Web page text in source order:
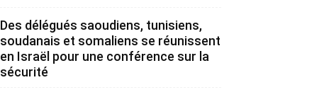
Des délégués saoudiens, tunisiens,
soudanais et somaliens se réunissent
en Israël pour une conférence sur la
sécurité